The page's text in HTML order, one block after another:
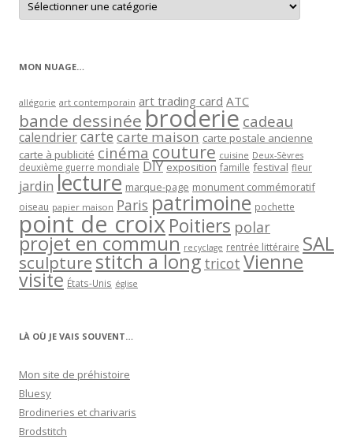
les
articles
MON NUAGE…
allégorie art contemporain art trading card ATC
bande dessinée broderie cadeau
calendriercartecarte maison carte postale ancienne
carte à publicité cinéma couture cuisine Deux-Sèvres
deuxième guerre mondiale DIY exposition famille festival fleur
jardin lecture marque-page monument commémoratif
oiseau papier maison Paris patrimoine pochette
point de croixPoitiers polar
projet en commun recyclage rentrée littéraire SAL
sculpturestitch a long tricot Vienne
visite États-Unis église
LÀ OÙ JE VAIS SOUVENT…
Mon site de préhistoire
Bluesy
Brodineries et charivaris
Brodstitch